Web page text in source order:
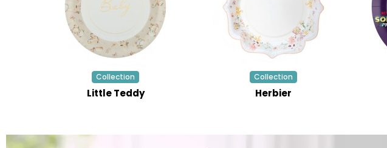
Collection
Little Teddy
Collection
Herbier